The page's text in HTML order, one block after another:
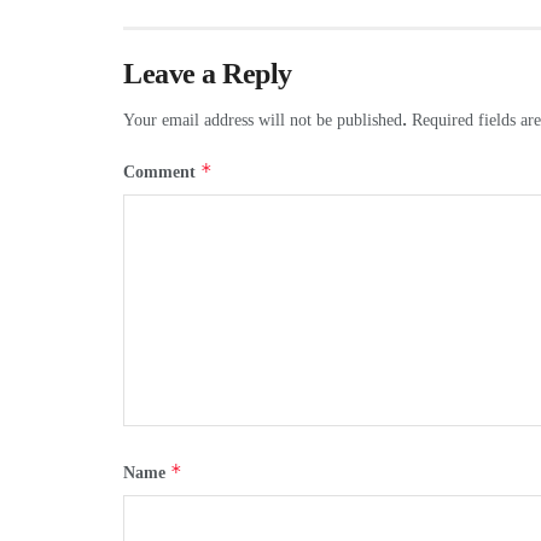
Leave a Reply
Your email address will not be published. Required fields
Comment *
Name *